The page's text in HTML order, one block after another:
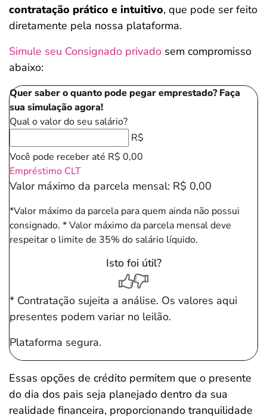
contratação prático e intuitivo, que pode ser feito
diretamente pela nossa plataforma.
Simule seu Consignado privado sem compromisso
abaixo:
Quer saber o quanto pode pegar emprestado? Faça
sua simulação agora!
Qual o valor do seu salário?
R$
Você pode receber até R$ 0,00
Empréstimo CLT
Valor máximo da parcela mensal: R$ 0,00
*Valor máximo da parcela para quem ainda não possui
consignado. * Valor máximo da parcela mensal deve
respeitar o limite de 35% do salário líquido.
Isto foi útil?
* Contratação sujeita a análise. Os valores aqui
presentes podem variar no leilão.
Plataforma segura.
Essas opções de crédito permitem que o presente
do dia dos pais seja planejado dentro da sua
realidade financeira, proporcionando tranquilidade